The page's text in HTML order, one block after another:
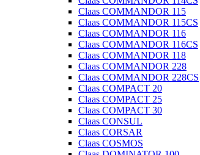
Claas COMMANDOR 115
Claas COMMANDOR 115CS
Claas COMMANDOR 116
Claas COMMANDOR 116CS
Claas COMMANDOR 118
Claas COMMANDOR 228
Claas COMMANDOR 228CS
Claas COMPACT 20
Claas COMPACT 25
Claas COMPACT 30
Claas CONSUL
Claas CORSAR
Claas COSMOS